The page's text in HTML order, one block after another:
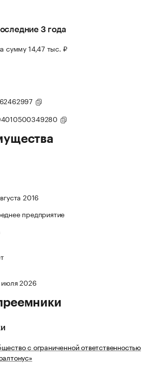
3 года
сумму 14,47 тыс. ₽
2016
предприятие
2026
с ограниченной ответственностью